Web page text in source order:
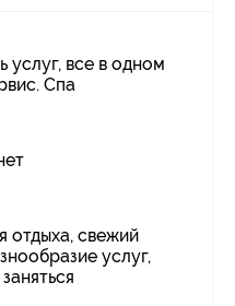
все в одном
Спа
отдыха, свежий
услуг,